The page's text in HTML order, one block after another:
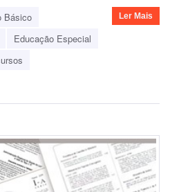
Básico
Educação Especial
Ler Mais